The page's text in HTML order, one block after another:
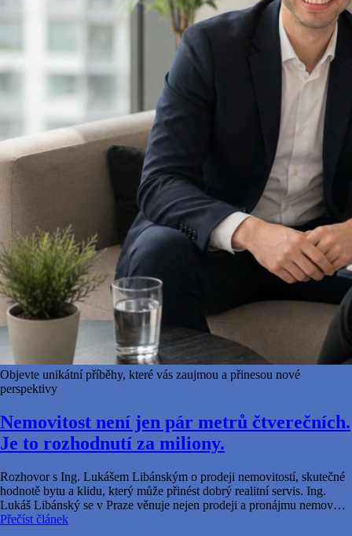
Objevte unikátní příběhy, které vás zaujmou a přinesou nové
perspektivy
Nemovitost není jen pár metrů čtverečních.
Je to rozhodnutí za miliony.
Rozhovor s Ing. Lukášem Libánským o prodeji nemovitostí, skutečné
hodnotě bytu a klidu, který může přinést dobrý realitní servis. Ing.
Lukáš Libánský se v Praze věnuje nejen prodeji a pronájmu nemov…
Přečíst článek